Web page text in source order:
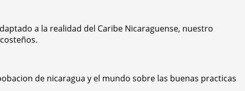
a la realidad del Caribe Nicaraguense, nuestro
de nicaragua y el mundo sobre las buenas practicas